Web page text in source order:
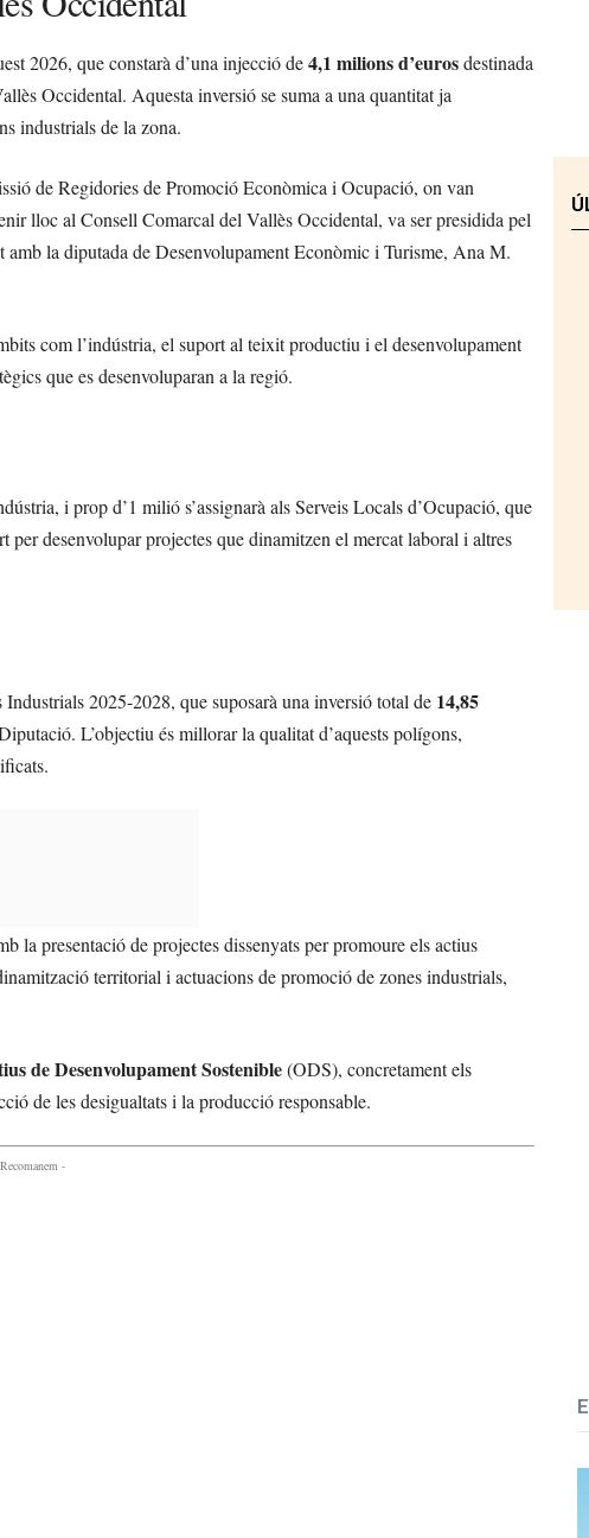
2026, que constarà d’una injecció de4,1 milions d’eurosdestinada
Occidental. Aquesta inversió se suma a una quantitat ja
industrials de la zona.
de Regidories de Promoció Econòmica i Ocupació, on van
lloc al Consell Comarcal del Vallès Occidental, va ser presidida pel
amb la diputada de Desenvolupament Econòmic i Turisme, Ana M.
com l’indústria, el suport al teixit productiu i el desenvolupament
que es desenvoluparan a la regió.
i prop d’1 milió s’assignarà als Serveis Locals d’Ocupació, que
per desenvolupar projectes que dinamitzen el mercat laboral i altres
2025-2028, que suposarà una inversió total de 14,85
L’objectiu és millorar la qualitat d’aquests polígons,
la presentació de projectes dissenyats per promoure els actius
territorial i actuacions de promoció de zones industrials,
de Desenvolupament Sostenible(ODS), concretament els
de les desigualtats i la producció responsable.
-